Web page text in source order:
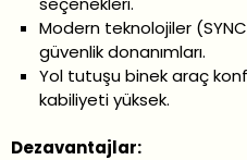
Modern teknolojiler
güvenlik donanımları.
Yol tutuşu binek araç
kabiliyeti yüksek.
Dezavantajlar: